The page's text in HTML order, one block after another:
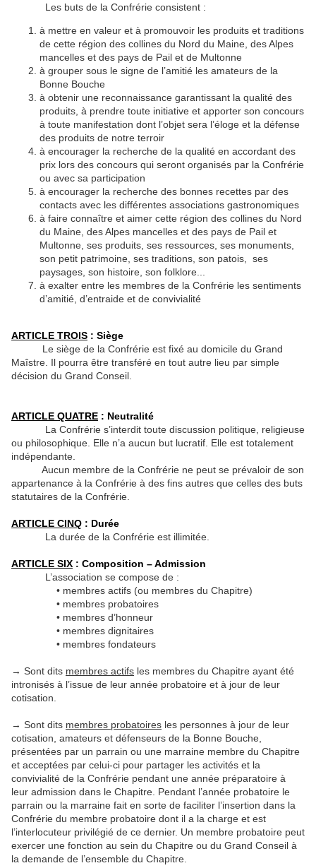
Les buts de la Confrérie consistent :
à mettre en valeur et à promouvoir les produits et traditions
de cette région des collines du Nord du Maine, des Alpes
mancelles et des pays de Pail et de Multonne
à grouper sous le signe de l’amitié les amateurs de la
Bonne Bouche
à obtenir une reconnaissance garantissant la qualité des
produits, à prendre toute initiative et apporter son concours
à toute manifestation dont l’objet sera l’éloge et la défense
des produits de notre terroir
à encourager la recherche de la qualité en accordant des
prix lors des concours qui seront organisés par la Confrérie
ou avec sa participation
à encourager la recherche des bonnes recettes par des
contacts avec les différentes associations gastronomiques
à faire connaître et aimer cette région des collines du Nord
du Maine, des Alpes mancelles et des pays de Pail et
Multonne, ses produits, ses ressources, ses monuments,
son petit patrimoine, ses traditions, son patois, ses
paysages, son histoire, son folklore...
à exalter entre les membres de la Confrérie les sentiments
d’amitié, d’entraide et de convivialité
ARTICLE TROIS : Siège
Le siège de la Confrérie est fixé au domicile du Grand
Maîstre. Il pourra être transféré en tout autre lieu par simple
décision du Grand Conseil.
ARTICLE QUATRE : Neutralité
La Confrérie s’interdit toute discussion politique, religieuse
ou philosophique. Elle n’a aucun but lucratif. Elle est totalement
indépendante.
Aucun membre de la Confrérie ne peut se prévaloir de son
appartenance à la Confrérie à des fins autres que celles des buts
statutaires de la Confrérie.
ARTICLE CINQ : Durée
La durée de la Confrérie est illimitée.
ARTICLE SIX : Composition – Admission
L’association se compose de :
• membres actifs (ou membres du Chapitre)
• membres probatoires
• membres d’honneur
• membres dignitaires
• membres fondateurs
→ Sont dits membres actifs les membres du Chapitre ayant été
intronisés à l’issue de leur année probatoire et à jour de leur
cotisation.
→ Sont dits membres probatoires les personnes à jour de leur
cotisation, amateurs et défenseurs de la Bonne Bouche,
présentées par un parrain ou une marraine membre du Chapitre
et acceptées par celui-ci pour partager les activités et la
convivialité de la Confrérie pendant une année préparatoire à
leur admission dans le Chapitre. Pendant l’année probatoire le
parrain ou la marraine fait en sorte de faciliter l’insertion dans la
Confrérie du membre probatoire dont il a la charge et est
l’interlocuteur privilégié de ce dernier. Un membre probatoire peut
exercer une fonction au sein du Chapitre ou du Grand Conseil à
la demande de l’ensemble du Chapitre.